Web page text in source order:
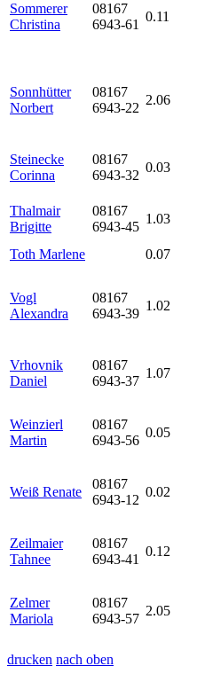
Sommerer
Christina
08167
6943-61
0.11
Sonnhütter
Norbert
08167
6943-22
2.06
Steinecke
Corinna
08167
6943-32
0.03
Thalmair
Brigitte
08167
6943-45
1.03
Toth Marlene
0.07
Vogl
Alexandra
08167
6943-39
1.02
Vrhovnik
Daniel
08167
6943-37
1.07
Weinzierl
Martin
08167
6943-56
0.05
Weiß Renate
08167
6943-12
0.02
Zeilmaier
Tahnee
08167
6943-41
0.12
Zelmer
Mariola
08167
6943-57
2.05
drucken nach oben